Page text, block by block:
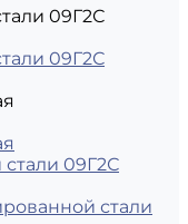
09Г2С
09Г2С
09Г2С
стали